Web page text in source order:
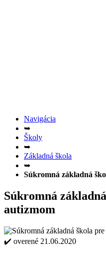
Navigácia
➥
Školy
➥
Základná škola
➥
Súkromná základná
Súkromná
autizmom
✔️ overené 21.06.2020